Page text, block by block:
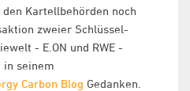
Kartellbehörden noch
zweier Schlüssel-
- E.ON und RWE -
in seinem
Carbon Blog Gedanken.